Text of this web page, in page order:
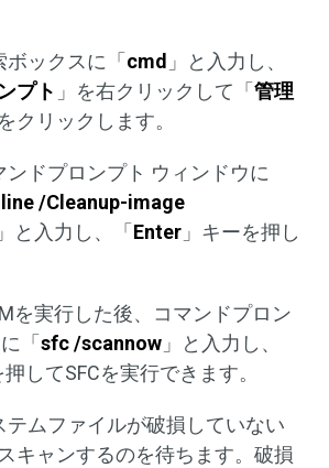
ックスに「 cmd 」と入力し、
プト 」を右クリックして「 管理
クリックします。
ンドプロンプト ウィンドウに
/Cleanup-image
」と入力し、「 Enter 」キーを押し
を実行した後、コマンドプロン
「 sfc /scannow 」と入力し、
押してSFCを実行できます。
テムファイルが破損していない
キャンするのを待ちます。破損